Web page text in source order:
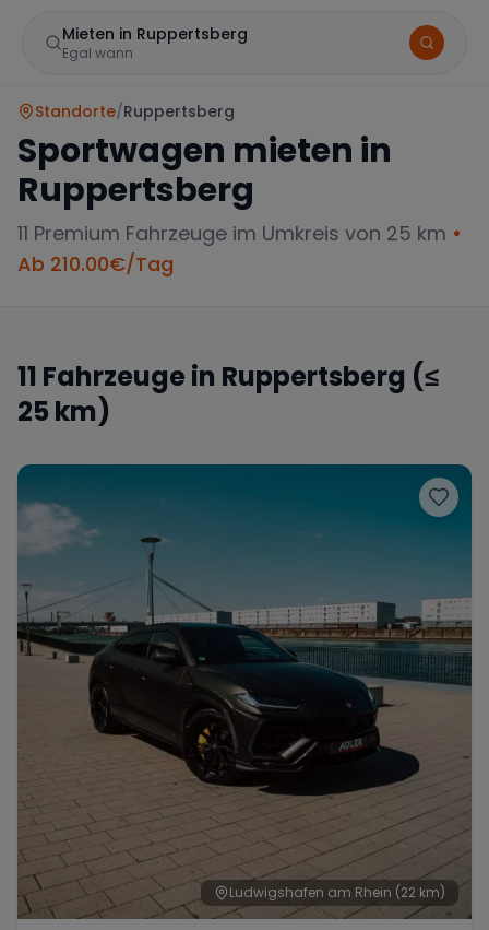
Mieten in Ruppertsberg
Egal wann
Mercedes
Porsche
McLaren Ford Jaguar
Tesla Chevrolet Dodge
Bentley Rolls Royce Aston Martin
Zeitraum wählen
Standorte/Ruppertsberg
Sportwagen mieten in
Ruppertsberg
11 Premium Fahrzeuge im Umkreis von 25 km •
Ab 210.00€/Tag
11 Fahrzeuge in Ruppertsberg (≤
25 km)
Ludwigshafen am Rhein (22 km)